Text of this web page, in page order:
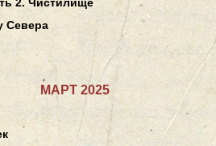
Севера
МАРТ 2025